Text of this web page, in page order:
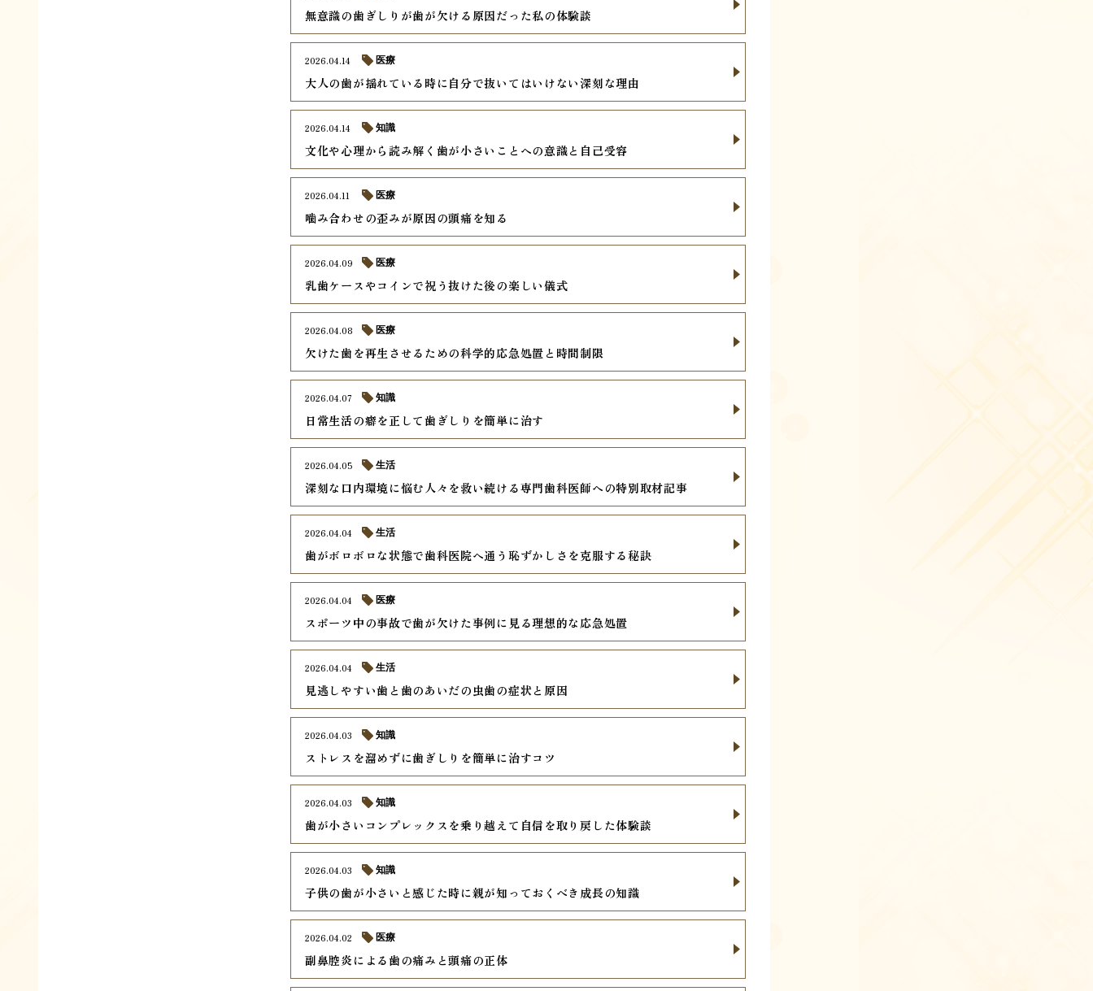
無意識の歯ぎしりが歯が欠ける原因だった私の体験談
大人の歯が揺れている時に自分で抜いてはいけない深刻な理由
2026.04.14 医療
文化や心理から読み解く歯が小さいことへの意識と自己受容
2026.04.14 知識
噛み合わせの歪みが原因の頭痛を知る
2026.04.11 医療
乳歯ケースやコインで祝う抜けた後の楽しい儀式
2026.04.09 医療
欠けた歯を再生させるための科学的応急処置と時間制限
2026.04.08 医療
日常生活の癖を正して歯ぎしりを簡単に治す
2026.04.07 知識
深刻な口内環境に悩む人々を救い続ける専門歯科医師への特別取材記事
2026.04.05 生活
歯がボロボロな状態で歯科医院へ通う恥ずかしさを克服する秘訣
2026.04.04 生活
スポーツ中の事故で歯が欠けた事例に見る理想的な応急処置
2026.04.04 医療
見逃しやすい歯と歯のあいだの虫歯の症状と原因
2026.04.04 生活
ストレスを溜めずに歯ぎしりを簡単に治すコツ
2026.04.03 知識
歯が小さいコンプレックスを乗り越えて自信を取り戻した体験談
2026.04.03 知識
子供の歯が小さいと感じた時に親が知っておくべき成長の知識
2026.04.03 知識
副鼻腔炎による歯の痛みと頭痛の正体
2026.04.02 医療